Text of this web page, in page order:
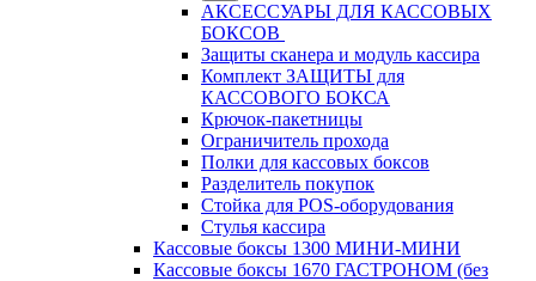
АКСЕССУАРЫ ДЛЯ КАССОВЫХ
БОКСОВ
Защиты сканера и модуль кассира
Комплект ЗАЩИТЫ для
КАССОВОГО БОКСА
Крючок-пакетницы
Ограничитель прохода
Полки для кассовых боксов
Разделитель покупок
Стойка для POS-оборудования
Стулья кассира
Кассовые боксы 1300 МИНИ-МИНИ
Кассовые боксы 1670 ГАСТРОНОМ (без